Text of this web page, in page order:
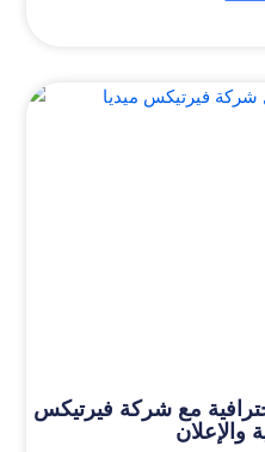
مع شركة فيرتيكس
والإعلان